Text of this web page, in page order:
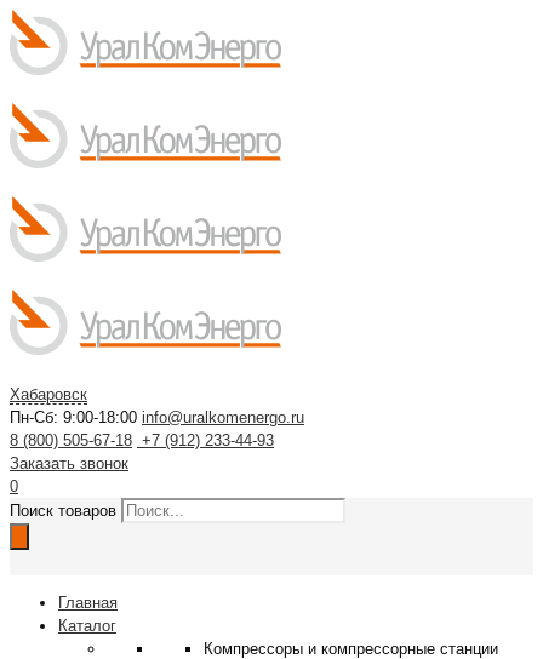
Хабаровск
Пн-Сб: 9:00-18:00 info@uralkomenergo.ru
8 (800) 505-67-18 +7 (912) 233-44-93
Заказать звонок
0
Поиск товаров
Главная
Каталог
Компрессоры и компрессорные станции